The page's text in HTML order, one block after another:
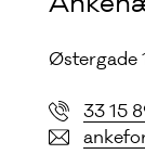
Østergade
33 15